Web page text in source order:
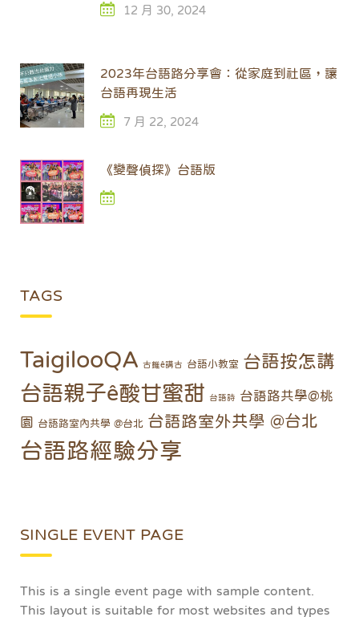
12 月 30, 2024
2023年台語路分享會：從家庭到社區，讓
台語再現生活
7 月 22, 2024
《變聲偵探》台語版
TAGS
TaigilooQA 古錐ê講古 台語小教室 台語按怎講
台語親子ê酸甘蜜甜 台語詩
台語路共學@桃
園
台語路室內共學 @台北 台語路室外共學 @台北
台語路經驗分享
SINGLE EVENT PAGE
This is a single event page with sample content.
This layout is suitable for most websites and types